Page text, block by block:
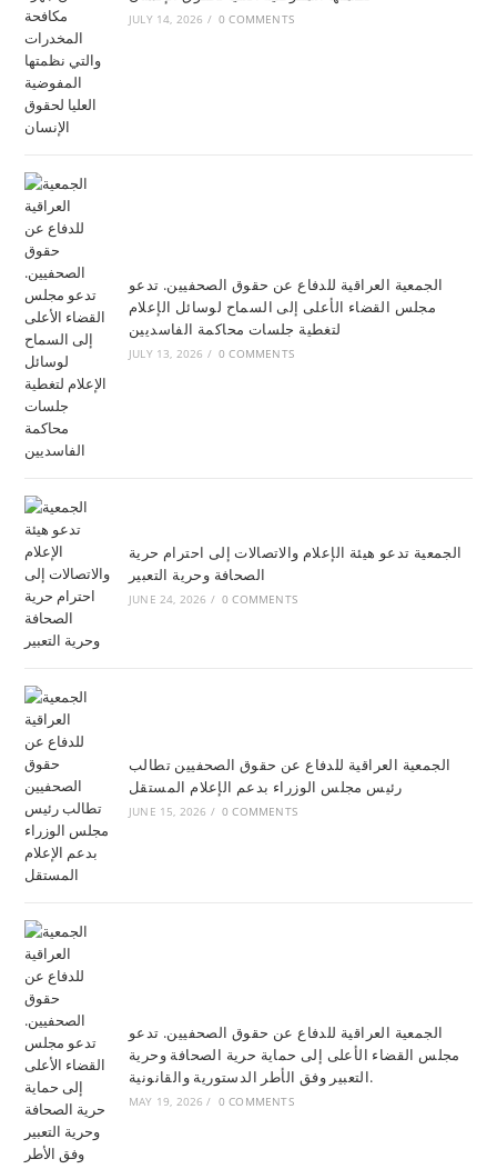
JULY 14, 2026 / 0 COMMENTS
الجمعية العراقية للدفاع عن حقوق الصحفيين. تدعو
مجلس القضاء الأعلى إلى السماح لوسائل الإعلام
JULY 13, 2026 / 0 COMMENTS
الجمعية تدعو هيئة الإعلام والاتصالات إلى احترام حرية
الصحافة وحرية التعبير
JUNE 24, 2026 / 0 COMMENTS
الجمعية العراقية للدفاع عن حقوق الصحفيين تطالب
رئيس مجلس الوزراء بدعم الإعلام المستقل
JUNE 15, 2026 / 0 COMMENTS
الجمعية العراقية للدفاع عن حقوق الصحفيين. تدعو
مجلس القضاء الأعلى إلى حماية حرية الصحافة وحرية
التعبير وفق الأطر الدستورية والقانونية.
MAY 19, 2026 / 0 COMMENTS